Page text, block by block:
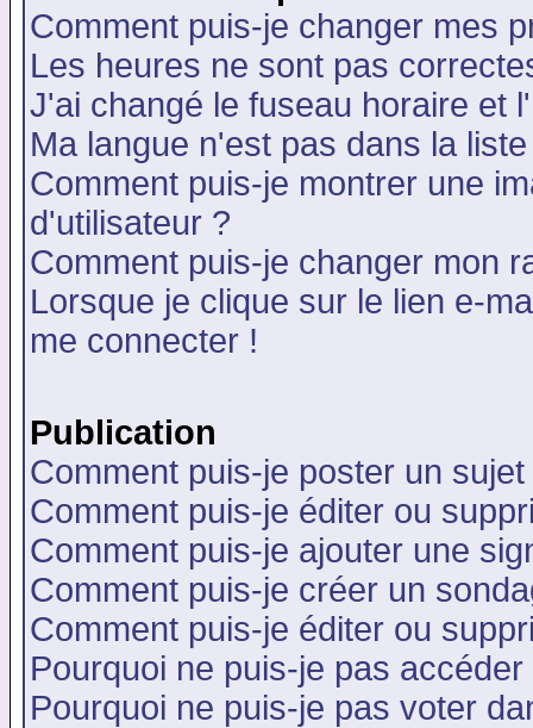
Comment puis-je changer mes
Les heures ne sont pas
J'ai changé le fuseau horaire et
Ma langue n'est pas dans la
Comment puis-je montrer une
d'utilisateur ?
Comment puis-je changer mon
Lorsque je clique sur le lien e-
me connecter !
Publication
Comment puis-je poster un
Comment puis-je éditer ou
Comment puis-je ajouter une
Comment puis-je créer un
Comment puis-je éditer ou
Pourquoi ne puis-je pas
Pourquoi ne puis-je pas voter